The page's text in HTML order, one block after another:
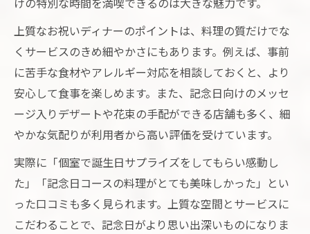
上質なお祝いディナーのポイントは、料理の質だけでな
くサービスのきめ細やかさにもあります。例えば、事前
に苦手な食材やアレルギー対応を相談しておくと、より
安心して食事を楽しめます。また、記念日向けのメッセ
ージ入りデザートや花束の手配ができる店舗も多く、細
やかな気配りが利用者から高い評価を受けています。
実際に「個室で誕生日サプライズをしてもらい感動し
た」「記念日コースの料理がとても美味しかった」とい
った口コミも多く見られます。上質な空間とサービスに
こだわることで、記念日がより思い出深いものになりま